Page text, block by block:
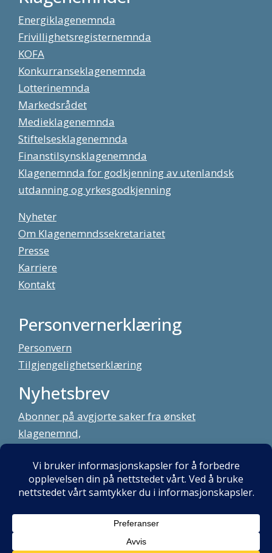
Energiklagenemnda
Frivillighetsregisternemnda
KOFA
Konkurranseklagenemnda
Lotterinemnda
Markedsrådet
Medieklagenemnda
Stiftelsesklagenemnda
Finanstilsynsklagenemnda
Klagenemnda for godkjenning av utenlandsk
utdanning og yrkesgodkjenning
Nyheter
Om Klagenemndssekretariatet
Presse
Karriere
Kontakt
Personvernerklæring
Personvern
Tilgjengelighetserklæring
Nyhetsbrev
Abonner på avgjorte saker fra ønsket
klagenemnd,